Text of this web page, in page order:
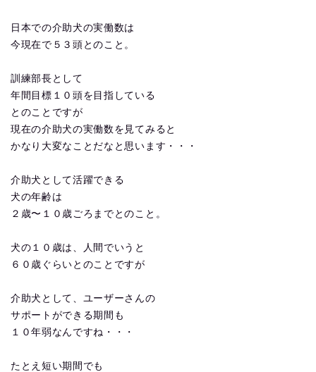
日本での介助犬の実働数は
今現在で５３頭とのこと。
訓練部長として
年間目標１０頭を目指している
とのことですが
現在の介助犬の実働数を見てみると
かなり大変なことだなと思います・・・
介助犬として活躍できる
犬の年齢は
２歳〜１０歳ごろまでとのこと。
犬の１０歳は、人間でいうと
６０歳ぐらいとのことですが
介助犬として、ユーザーさんの
サポートができる期間も
１０年弱なんですね・・・
たとえ短い期間でも